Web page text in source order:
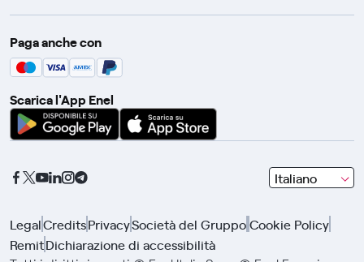
Enel Group
Enel Green Power
Global Procurement
Gridspertise
Paga anche con
Scarica l'App Enel
Italiano
seleziona
una
con
LegalCreditsPrivacySocietà del GruppoCookie Policy
RemitDichiarazione di accessibilità